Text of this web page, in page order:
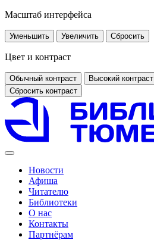
Масштаб интерфейса
Уменьшить Увеличить Сбросить
Цвет и контраст
Обычный контраст Высокий контраст
Сбросить контраст
Новости
Афиша
Читателю
Библиотеки
О нас
Контакты
Партнёрам